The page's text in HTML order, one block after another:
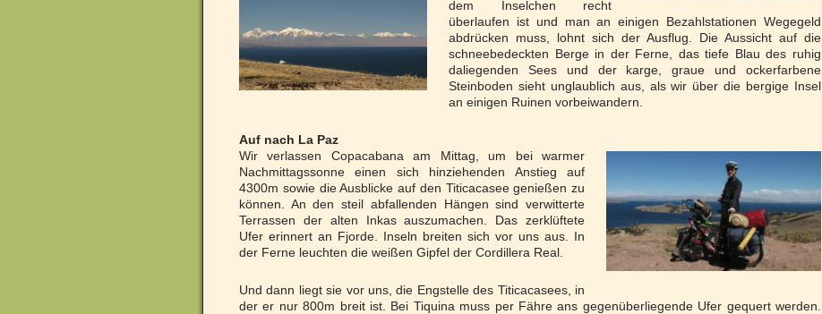
dem Inselchen recht
überlaufen ist und man an einigen Bezahlstationen Wegegeld
abdrücken muss, lohnt sich der Ausflug. Die Aussicht auf die
schneebedeckten Berge in der Ferne, das tiefe Blau des ruhig
daliegenden Sees und der karge, graue und ockerfarbene
Steinboden sieht unglaublich aus, als wir über die bergige Insel
an einigen Ruinen vorbeiwandern.
Auf nach La Paz
Wir verlassen Copacabana am Mittag, um bei warmer
Nachmittagssonne einen sich hinziehenden Anstieg auf
4300m sowie die Ausblicke auf den Titicacasee genießen zu
können. An den steil abfallenden Hängen sind verwitterte
Terrassen der alten Inkas auszumachen. Das zerklüftete
Ufer erinnert an Fjorde. Inseln breiten sich vor uns aus. In
der Ferne leuchten die weißen Gipfel der Cordillera Real.
Und dann liegt sie vor uns, die Engstelle des Titicacasees, in
der er nur 800m breit ist. Bei Tiquina muss per Fähre ans gegenüberliegende Ufer gequert werden.